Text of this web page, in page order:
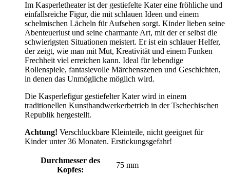
Im Kasperletheater ist der gestiefelte Kater eine fröhliche und
einfallsreiche Figur, die mit schlauen Ideen und einem
schelmischen Lächeln für Aufsehen sorgt. Kinder lieben seine
Abenteuerlust und seine charmante Art, mit der er selbst die
schwierigsten Situationen meistert. Er ist ein schlauer Helfer,
der zeigt, wie man mit Mut, Kreativität und einem Funken
Frechheit viel erreichen kann. Ideal für lebendige
Rollenspiele, fantasievolle Märchenszenen und Geschichten,
in denen das Unmögliche möglich wird.
Die Kasperlefigur gestiefelter Kater wird in einem
traditionellen Kunsthandwerkerbetrieb in der Tschechischen
Republik hergestellt.
Achtung! Verschluckbare Kleinteile, nicht geeignet für
Kinder unter 36 Monaten. Erstickungsgefahr!
Durchmesser des
Kopfes:
75 mm